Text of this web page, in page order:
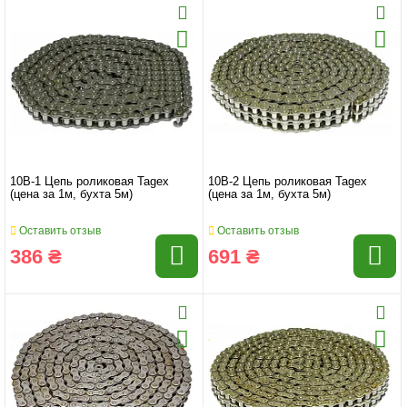
10B-1 Цепь роликовая Tagex
(цена за 1м, бухта 5м)
Оставить отзыв
386 ₴
10B-2 Цепь роликовая Tagex
(цена за 1м, бухта 5м)
Оставить отзыв
691 ₴